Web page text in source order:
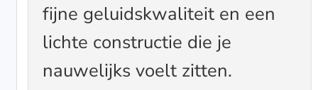
fijne geluidskwaliteit en een
lichte constructie die je
nauwelijks voelt zitten.